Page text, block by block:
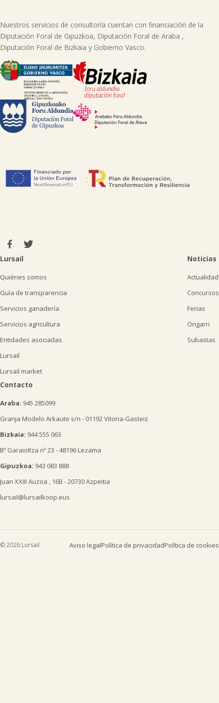
Nuestros servicios de consultoría cuentan con financiación de la
Diputación Foral de Gipuzkoa, Diputación Foral de Araba ,
Diputación Foral de Bizkaia y Gobierno Vasco.
Lursail
Quiénes somos
Guía de transparencia
Servicios ganadería
Servicios agricultura
Entidades asociadas
Lursail
Lursail market
Noticias
Actualidad
Concursos
Ferias
Ongarri
Subastas
Contacto
Araba: 945 285099
Granja Modelo Arkaute s/n - 01192 Vitoria-Gasteiz
Bizkaia: 944 555 063
Bº Garaioltza nº 23 - 48196 Lezama
Gipuzkoa: 943 083 888
Juan XXIII Auzoa , 16B - 20730 Azpeitia
lursail@lursailkoop.eus
© 2026 Lursail Aviso legalPolítica de privacidadPolítica de cookies